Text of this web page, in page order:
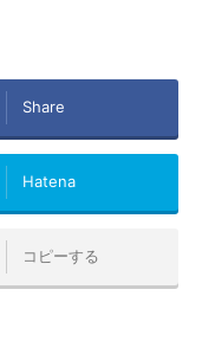
Share
Hatena
コピーする